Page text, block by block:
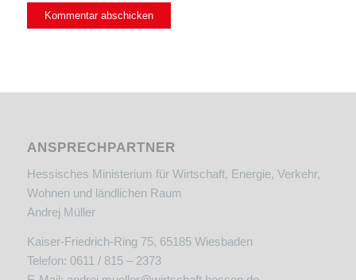
ANSPRECHPARTNER
Hessisches Ministerium für Wirtschaft, Energie, Verkehr,
Wohnen und ländlichen Raum
Andrej Müller
Kaiser-Friedrich-Ring 75, 65185 Wiesbaden
Telefon: 0611 / 815 – 2373